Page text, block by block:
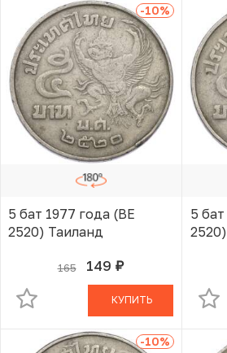
-10%
5 бат 1977 года (BE
2520) Таиланд
165 149 руб.
В КОРЗИНЕ
КУПИТЬ
5
-10%